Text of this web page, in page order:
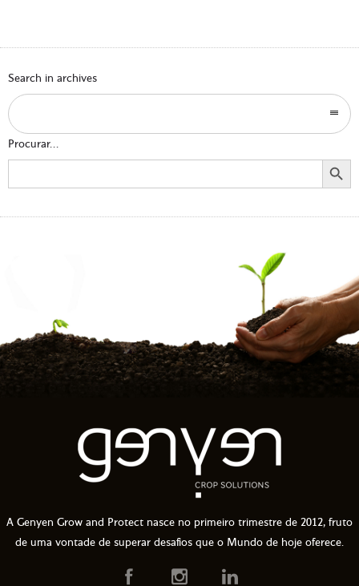
Search in archives
Procurar...
Search
Search Button
A Genyen Grow and Protect nasce no primeiro trimestre de 2012, fruto
de uma vontade de superar desafios que o Mundo de hoje oferece.